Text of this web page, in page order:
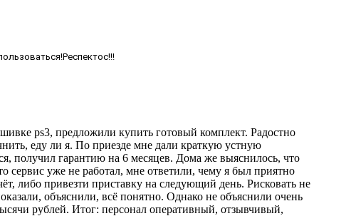
ps3, предложили купить готовый комплект. Радостно
еду ли я. По приезде мне дали краткую устную
получил гарантию на 6 месяцев. Дома же выяснилось, что
сервис уже не работал, мне ответили, чему я был приятно
либо привезти приставку на следующий день. Рисковать не
объяснили, всё понятно. Однако не объяснили очень
рублей. Итог: персонал оперативный, отзывчивый,